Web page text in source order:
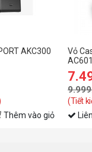
AKC300
Thêm vào giỏ
Vỏ
(Tiết